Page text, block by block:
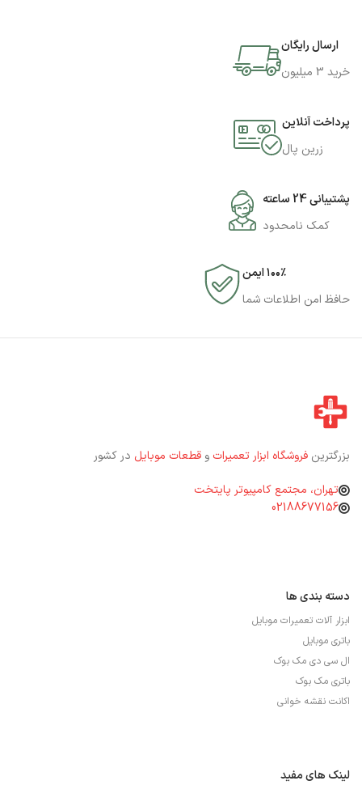
ارسال رایگان
خرید 3 میلیون
پرداخت آنلاین
زرین پال
پشتیبانی 24 ساعته
کمک نامحدود
۱۰۰٪ ایمن
حافظ امن اطلاعات شما
بزرگترین فروشگاه ابزار تعمیرات و قطعات موبایل در کشور
تهران، مجتمع کامپیوتر پایتخت
02188677156
دسته بندی ها
ابزار آلات تعمیرات موبایل
باتری موبایل
ال سی دی مک بوک
باتری مک بوک
اکانت نقشه خوانی
لینک های مفید